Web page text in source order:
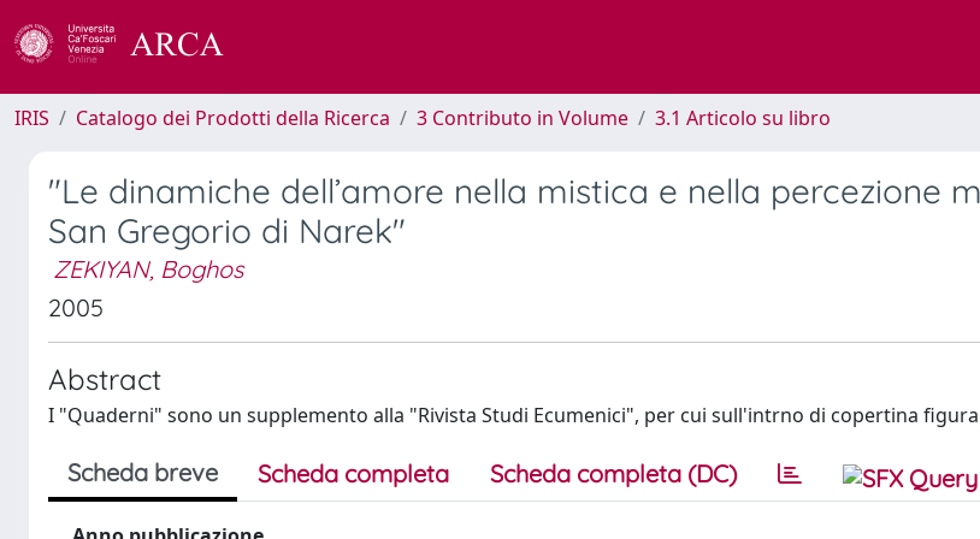
IRIS Catalogo dei Prodotti della Ricerca 3 Contributo in Volume 3.1 Articolo su libro
"Le dinamiche dell’amore nella mistica e nella percezione
San Gregorio di Narek"
ZEKIYAN, Boghos
2005
Abstract
I "Quaderni" sono un supplemento alla "Rivista Studi Ecumenici", per cui sull'intrno di copertina figura
Scheda breve Scheda completa Scheda completa (DC)